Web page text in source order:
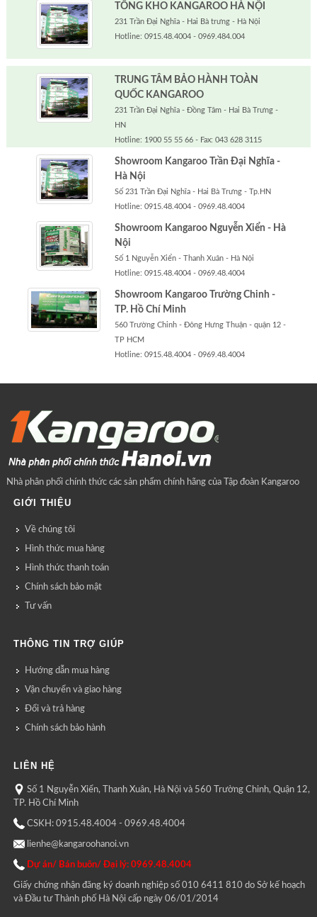
TỔNG KHO KANGAROO HÀ NỘI
231 Trần Đại Nghĩa - Hai Bà trưng - Hà Nội
Hotline: 0915.48.4004 - 0969.484.004
TRUNG TÂM BẢO HÀNH TOÀN
QUỐC KANGAROO
231 Trần Đại Nghĩa - Đồng Tâm - Hai Bà Trưng -
HN
Hotline: 1900 55 55 66 - Fax: 043 628 3115
Showroom Kangaroo Trần Đại Nghĩa -
Hà Nội
Số 231 Trần Đại Nghĩa - Hai Bà Trưng - Tp.HN
Hotline: 0915.48.4004 - 0969.48.4004
Showroom Kangaroo Nguyễn Xiển - Hà
Nội
Số 1 Nguyễn Xiển - Thanh Xuân - Hà Nội
Hotline: 0915.48.4004 - 0969.48.4004
Showroom Kangaroo Trường Chinh -
TP. Hồ Chí Minh
560 Trường Chinh - Đông Hưng Thuận - quận 12 -
TP HCM
Hotline: 0915.48.4004 - 0969.48.4004
Nhà phân phối chính thức các sản phẩm chính hãng của Tập đoàn Kangaroo
GIỚI THIỆU
Về chúng tôi
Hình thức mua hàng
Hình thức thanh toán
Chính sách bảo mật
Tư vấn
THÔNG TIN TRỢ GIÚP
Hướng dẫn mua hàng
Vận chuyển và giao hàng
Đổi và trả hàng
Chính sách bảo hành
LIÊN HỆ
Số 1 Nguyễn Xiển, Thanh Xuân, Hà Nội và 560 Trường Chinh, Quận 12,
TP. Hồ Chí Minh
CSKH: 0915.48.4004 - 0969.48.4004
lienhe@kangaroohanoi.vn
Dự án/ Bán buôn/ Đại lý: 0969.48.4004
Giấy chứng nhận đăng ký doanh nghiệp số 010 6411 810 do Sở kế hoạch
và Đầu tư Thành phố Hà Nội cấp ngày 06/01/2014